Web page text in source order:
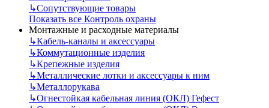
↳Сопутствующие товары
Показать все Контроль охраны
Монтажные и расходные материалы
↳Кабель-каналы и аксессуары
↳Коммутационные изделия
↳Крепежные изделия
↳Металлические лотки и аксессуары к ним
↳Металлорукава
↳Огнестойкая кабельная линия (ОКЛ) Гефест